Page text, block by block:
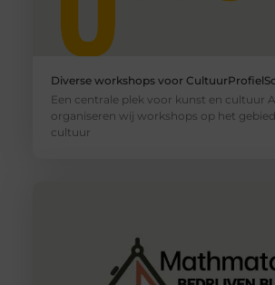
Diverse workshops voor
Een centrale plek voor kunst en cultuur
organiseren wij workshops op het
cultuur